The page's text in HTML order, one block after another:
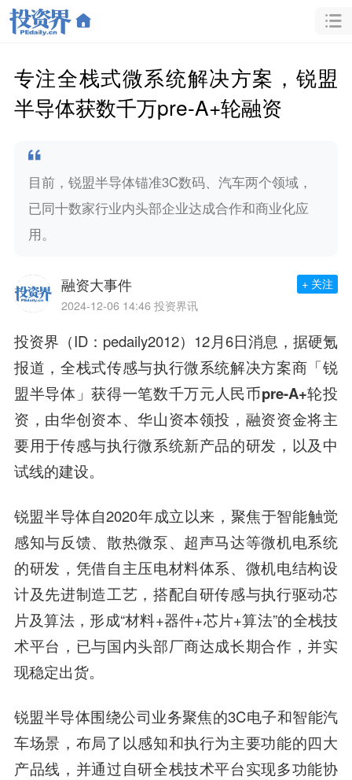
专注全栈式微系统解决方案，锐盟
半导体获数千万pre-A+轮融资
目前，锐盟半导体锚准3C数码、汽车两个领域，
已同十数家行业内头部企业达成合作和商业化应
用。
融资大事件
2024-12-06 14:46 投资界讯
+ 关注
投资界（ID：pedaily2012）12月6日消息，据硬氪
报道，全栈式传感与执行微系统解决方案商「锐
盟半导体」获得一笔数千万元人民币pre-A+轮投
资，由华创资本、华山资本领投， 融资资金将主
要用于传感与执行微系统新产品的研发，以及中
试线的建设。
锐盟半导体自2020年成立以来，聚焦于智能触觉
感知与反馈、散热微泵、超声马达等微机电系统
的研发，凭借自主压电材料体系、微机电结构设
计及先进制造工艺，搭配自研传感与执行驱动芯
片及算法，形成“材料+器件+芯片+算法”的全栈技
术平台，已与国内头部厂商达成长期合作，并实
现稳定出货。
锐盟半导体围绕公司业务聚焦的3C电子和智能汽
车场景，布局了以感知和执行为主要功能的四大
产品线，并通过自研全栈技术平台实现多功能协